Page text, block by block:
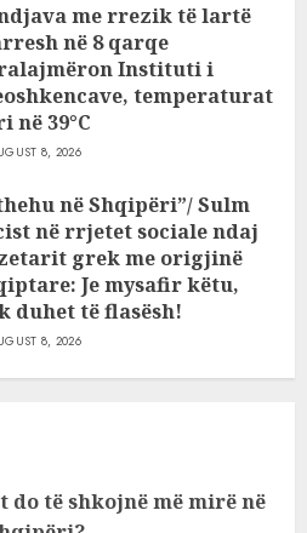
me rrezik të lartë
në 8 qarqe
Instituti i
temperaturat
në 39°C
8, 2026
në Shqipëri”/ Sulm
në rrjetet sociale ndaj
grek me origjinë
Je mysafir këtu,
duhet të flasësh!
8, 2026
do të shkojnë më mirë në